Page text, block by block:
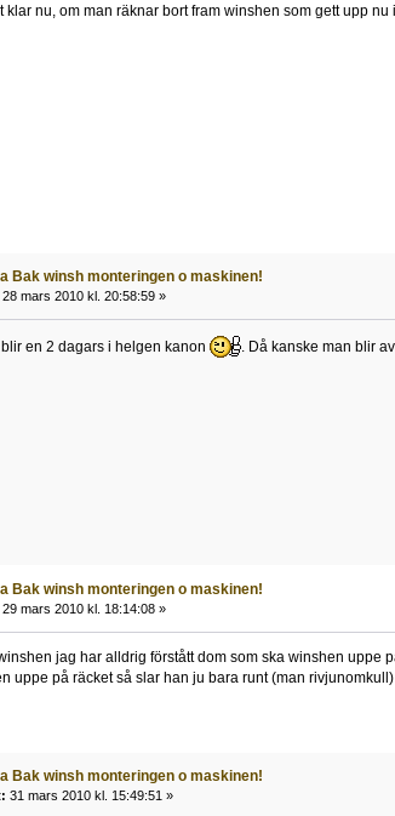
klar nu, om man räknar bort fram winshen som gett upp nu
Bak winsh monteringen o maskinen!
28 mars 2010 kl. 20:58:59 »
en 2 dagars i helgen kanon . Då kanske man blir
Bak winsh monteringen o maskinen!
29 mars 2010 kl. 18:14:08 »
jag har alldrig förstått dom som ska winshen uppe
uppe på räcket så slar han ju bara runt (man
Bak winsh monteringen o maskinen!
31 mars 2010 kl. 15:49:51 »